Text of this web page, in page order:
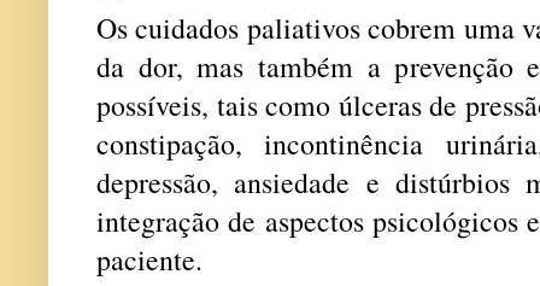
Os cuidados paliativos cobrem uma
da dor, mas também a prevenção
possíveis, tais como úlceras de
constipação, incontinência
depressão, ansiedade e distúrbios
integração de aspectos psicológicos
paciente.